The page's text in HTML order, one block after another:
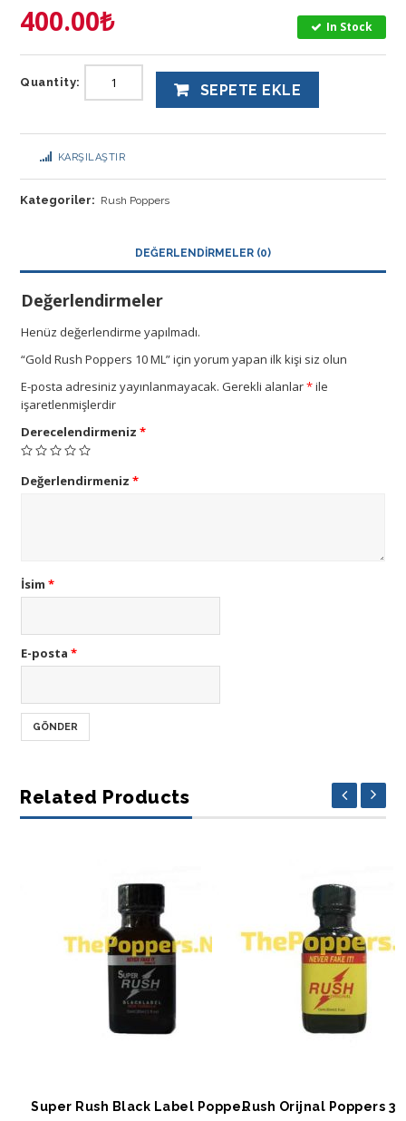
400.00₺ In Stock
Quantity: SEPETE EKLE
KARŞILAŞTIR
Kategoriler: Rush Poppers
DEĞERLENDIRMELER (0)
Değerlendirmeler
Henüz değerlendirme yapılmadı.
“Gold Rush Poppers 10 ML” için yorum yapan ilk kişi siz olun
E-posta adresiniz yayınlanmayacak. Gerekli alanlar*ile
işaretlenmişlerdir
Derecelendirmeniz *
Değerlendirmeniz *
İsim *
E-posta *
Related Products
SEPETE EKLE Super Rush Black Label Poppers 30 mlSEPETE EKLE
Rush Orijnal Poppers 30